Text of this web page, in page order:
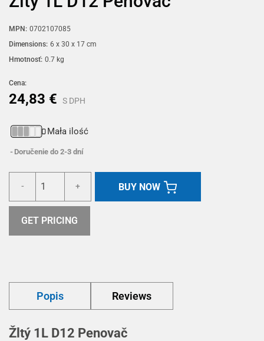
MPN: 0702107085
Dimensions: 6 x 30 x 17 cm
Hmotnosť: 0.7 kg
Cena:
24,83 € S DPH
Mała ilość
Doručenie do 2-3 dní
- + BUY NOW
GET PRICING
Popis Reviews
Žltý 1L D12 Penovač